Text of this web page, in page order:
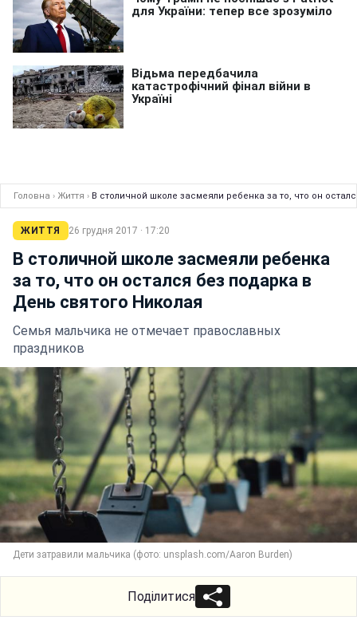
Головна › Життя › В столичной школе засмеяли ребенка за то, что он
ЖИТТЯ 26 грудня 2017 · 17:20
В столичной школе засмеяли ребенка
за то, что он остался без подарка в
День святого Николая
Семья мальчика не отмечает православных
праздников
Дети затравили мальчика (фото: unsplash.com/Aaron Burden)
Поділитися